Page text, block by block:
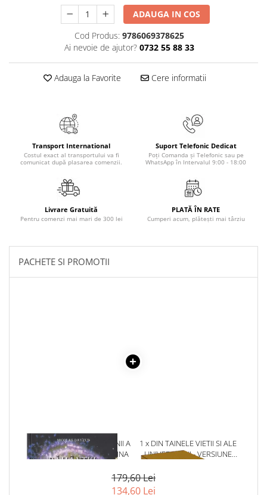
Medicina & Farmacie
Medicina Pentru Toti
Sport
Starea de bine
Biografii, Memorii, Jurnale
Carti erotice
Carti pentru Adolescenti, Young
Crime, Thriller, Mistery
Teens Book Club
Umor
ADAUGA IN COS
Cod Produs: 9786069378625
Ai nevoie de ajutor? 0732 55 88 33
Adauga la Favorite Cere informatii
Transport International
Costul exact al transportului va fi
comunicat după plasarea comenzii.
Suport Telefonic Dedicat
Poți Comanda și Telefonic sau pe
WhatsApp în Intervalul 9:00 - 18:00
Livrare Gratuită
Pentru comenzi mai mari de 300 lei
PLATĂ ÎN RATE
Cumperi acum, plătești mai târziu
PACHETE SI PROMOTII
1 x PAMANTUL DIMENSIUNII A
5-A - CORPURILE DE LUMINA
1 x DIN TAINELE VIETII SI ALE
UNIVERSULUI - VERSIUNE
VOLUMELE I-III. CUTIE DE
COLECTIE -SCARLAT
179,60 Lei
134,60 Lei